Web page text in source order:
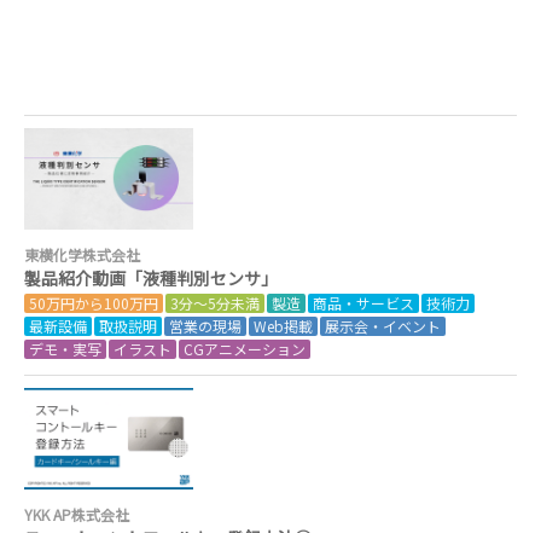
東横化学株式会社
製品紹介動画「液種判別センサ」
50万円から100万円 3分～5分未満 製造 商品・サービス
技術力
最新設備 取扱説明 営業の現場 Web掲載
展示会・イベント
デモ・実写
イラスト CGアニメーション
YKK AP株式会社